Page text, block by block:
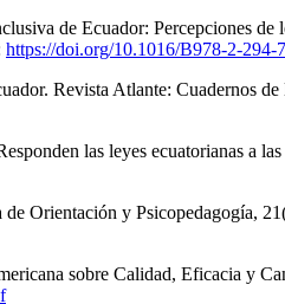
de Ecuador: Percepciones
https://doi.org/10.1016/B978-2-294-
Revista Atlante: Cuadernos
las leyes ecuatorianas a
Orientación y Psicopedagogía,
sobre Calidad, Eficacia y